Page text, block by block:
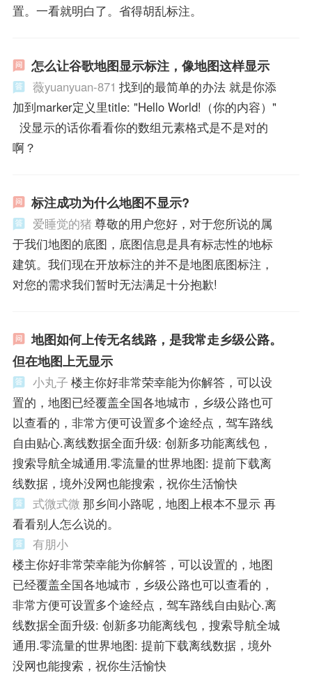
置。一看就明白了。省得胡乱标注。
怎么让谷歌地图显示标注，像地图这样显示
薇yuanyuan-871 找到的最简单的办法 就是你添
加到marker定义里title: "Hello World!（你的内容）"
没显示的话你看看你的数组元素格式是不是对的
啊？
标注成功为什么地图不显示?
爱睡觉的猪尊敬的用户您好，对于您所说的属
于我们地图的底图，底图信息是具有标志性的地标
建筑。我们现在开放标注的并不是地图底图标注，
对您的需求我们暂时无法满足十分抱歉!
地图如何上传无名线路，是我常走乡级公路。
但在地图上无显示
小丸子 楼主你好非常荣幸能为你解答，可以设
置的，地图已经覆盖全国各地城市，乡级公路也可
以查看的，非常方便可设置多个途经点，驾车路线
自由贴心.离线数据全面升级: 创新多功能离线包，
搜索导航全城通用.零流量的世界地图: 提前下载离
线数据，境外没网也能搜索，祝你生活愉快
式微式微 那乡间小路呢，地图上根本不显示 再
看看别人怎么说的。
有朋小
楼主你好非常荣幸能为你解答，可以设置的，地图
已经覆盖全国各地城市，乡级公路也可以查看的，
非常方便可设置多个途经点，驾车路线自由贴心.离
线数据全面升级: 创新多功能离线包，搜索导航全城
通用.零流量的世界地图: 提前下载离线数据，境外
没网也能搜索，祝你生活愉快